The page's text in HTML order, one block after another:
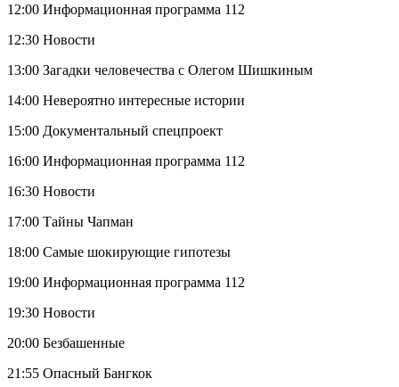
12:00 Информационная программа 112
12:30 Новости
13:00 Загадки человечества с Олегом Шишкиным
14:00 Невероятно интересные истории
15:00 Документальный спецпроект
16:00 Информационная программа 112
16:30 Новости
17:00 Тайны Чапман
18:00 Самые шокирующие гипотезы
19:00 Информационная программа 112
19:30 Новости
20:00 Безбашенные
21:55 Опасный Бангкок